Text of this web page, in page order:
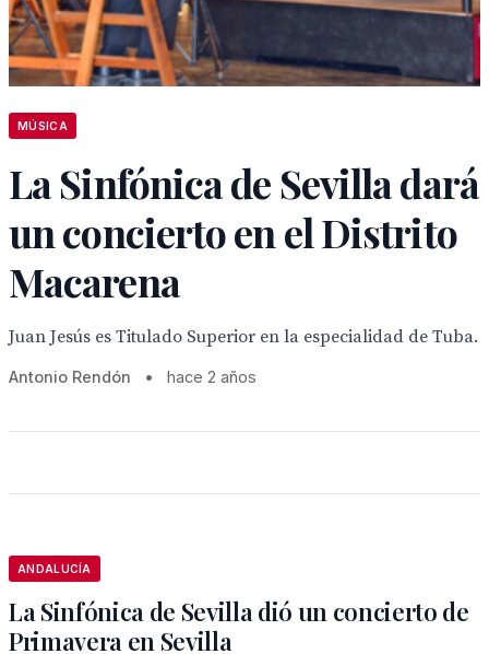
MÚSICA
La Sinfónica de Sevilla dará
un concierto en el Distrito
Macarena
Juan Jesús es Titulado Superior en la especialidad de Tuba.
Antonio Rendón • hace 2 años
ANDALUCÍA
La Sinfónica de Sevilla dió un concierto de
Primavera en Sevilla